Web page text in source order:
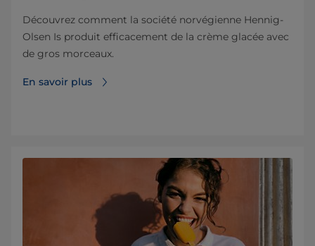
Découvrez comment la société norvégienne Hennig-
Olsen Is produit efficacement de la crème glacée avec
de gros morceaux.
En savoir plus